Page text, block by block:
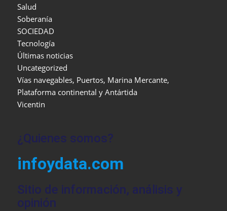
Salud
Soberanía
SOCIEDAD
Tecnología
Últimas noticias
Uncategorized
Vías navegables, Puertos, Marina Mercante,
Plataforma continental y Antártida
Vicentin
¿Quienes somos?
infoydata.com
Sitio de información, análisis y
opinión